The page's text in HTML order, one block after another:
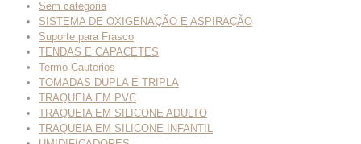
Sem categoria
SISTEMA DE OXIGENAÇÃO E ASPIRAÇÃO
Suporte para Frasco
TENDAS E CAPACETES
Termo Cauterios
TOMADAS DUPLA E TRIPLA
TRAQUEIA EM PVC
TRAQUEIA EM SILICONE ADULTO
TRAQUEIA EM SILICONE INFANTIL